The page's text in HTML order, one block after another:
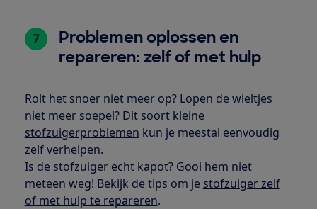
7
Problemen oplossen en
repareren: zelf of met hulp
Rolt het snoer niet meer op? Lopen de wieltjes
niet meer soepel? Dit soort kleine
stofzuigerproblemen kun je meestal eenvoudig
zelf verhelpen.
Is de stofzuiger echt kapot? Gooi hem niet
meteen weg! Bekijk de tips om je stofzuiger zelf
of met hulp te repareren.